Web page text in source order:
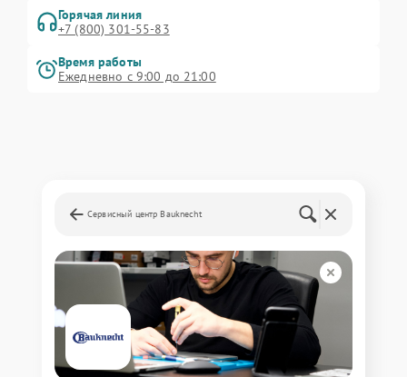
Горячая линия
+7 (800) 301-55-83
Время работы
Ежедневно с 9:00 до 21:00
Сервисный центр Bauknecht